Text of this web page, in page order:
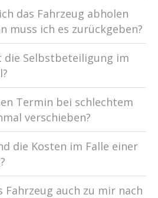
das Fahrzeug abholen
muss ich es zurückgeben?
die Selbstbeteiligung im
Termin bei schlechtem
verschieben?
die Kosten im Falle einer
Fahrzeug auch zu mir nach